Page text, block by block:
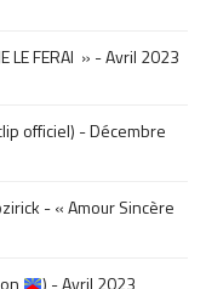
LE FERAI » - Avril 2023
officiel) - Décembre
- « Amour Sincère
) - Avril 2023